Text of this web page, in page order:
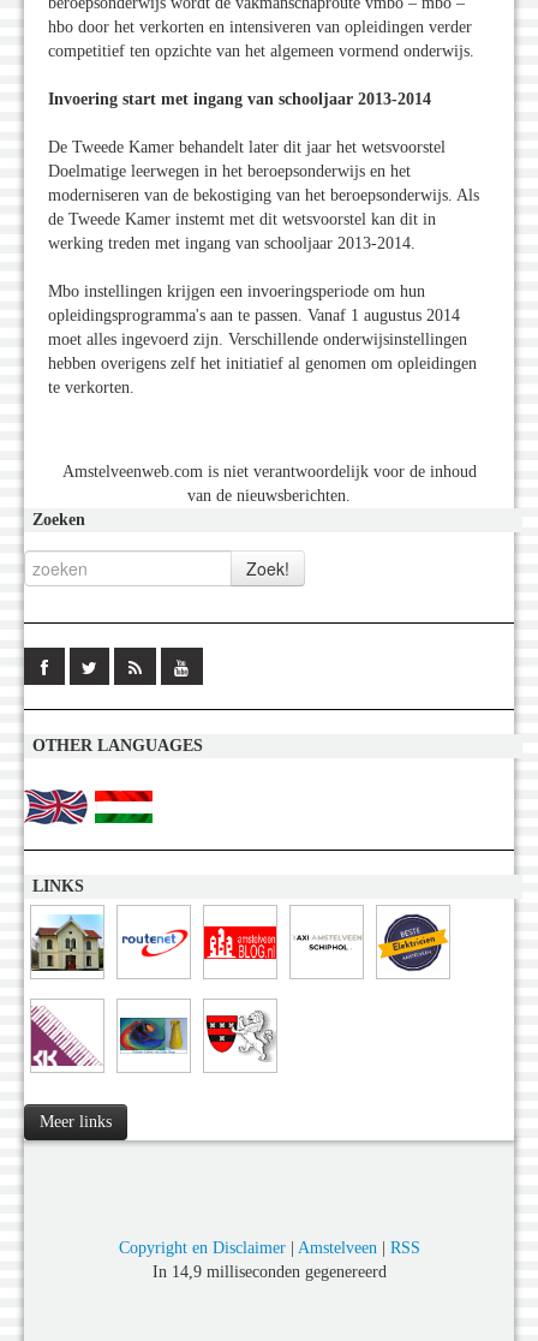
hbo door het verkorten en intensiveren van opleidingen verder
competitief ten opzichte van het algemeen vormend onderwijs.
Invoering start met ingang van schooljaar 2013-2014
De Tweede Kamer behandelt later dit jaar het wetsvoorstel
Doelmatige leerwegen in het beroepsonderwijs en het
moderniseren van de bekostiging van het beroepsonderwijs. Als
de Tweede Kamer instemt met dit wetsvoorstel kan dit in
werking treden met ingang van schooljaar 2013-2014.
Mbo instellingen krijgen een invoeringsperiode om hun
opleidingsprogramma's aan te passen. Vanaf 1 augustus 2014
moet alles ingevoerd zijn. Verschillende onderwijsinstellingen
hebben overigens zelf het initiatief al genomen om opleidingen
te verkorten.
Amstelveenweb.com is niet verantwoordelijk voor de inhoud
van de nieuwsberichten.
Zoeken
OTHER LANGUAGES
LINKS
Meer links
Copyright en Disclaimer| Amstelveen| RSS
In 14,9 milliseconden gegenereerd